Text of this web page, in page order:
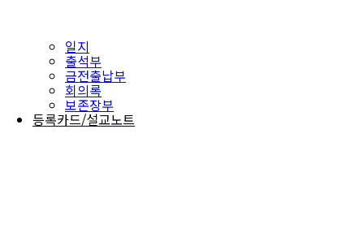
일지
출석부
금전출납부
회의록
보존장부
등록카드/설교노트